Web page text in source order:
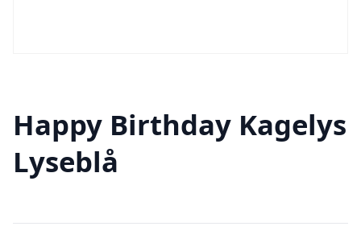
Happy Birthday Kagelys
Lyseblå